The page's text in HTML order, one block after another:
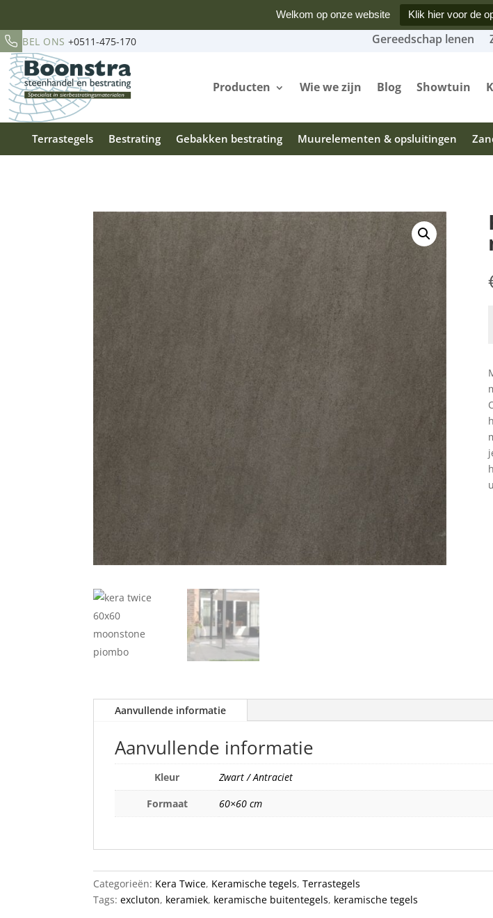
Welkom op onze website Klik hier voor de
BEL ONS +0511-475-170 Gereedschap lenen
Producten Wie we zijn Blog Showtuin
Terrastegels Bestrating Gebakken bestrating Muurelementen & opsluitingen
Aanvullende informatie
Aanvullende informatie
Kleur
Zwart / Antraciet
Formaat
60×60 cm
Categorieën: Kera Twice, Keramische tegels,Terrastegels
Tags:excluton, keramiek, keramische buitentegels, keramische tegels